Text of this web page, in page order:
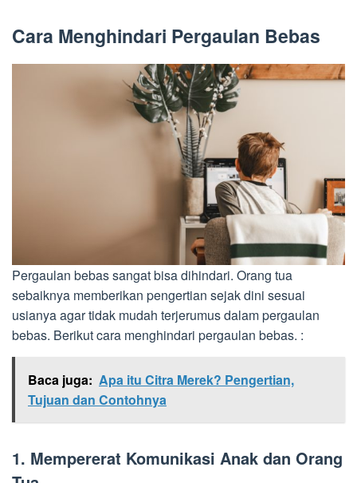
Cara Menghindari Pergaulan Bebas
Pergaulan bebas sangat bisa dihindari. Orang tua
sebaiknya memberikan pengertian sejak dini sesuai
usianya agar tidak mudah terjerumus dalam pergaulan
bebas. Berikut cara menghindari pergaulan bebas. :
Baca juga: Apa itu Citra Merek? Pengertian,
Tujuan dan Contohnya
1. Mempererat Komunikasi Anak dan Orang